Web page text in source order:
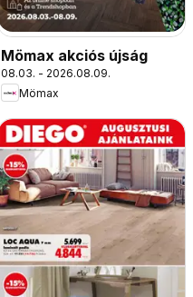
Mömax akciós újság
08.03. - 2026.08.09.
Mömax